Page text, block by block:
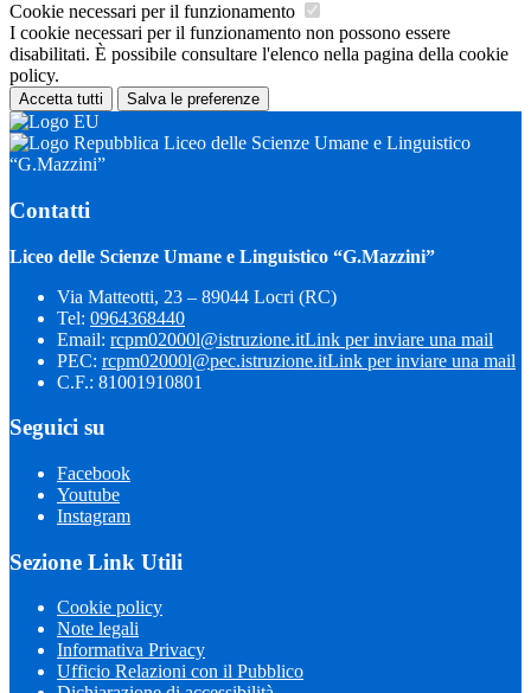
Cookie necessari per il funzionamento
I cookie necessari per il funzionamento non possono essere
disabilitati. È possibile consultare l'elenco nella pagina della cookie
policy.
Accetta tutti Salva le preferenze
Liceo delle Scienze Umane e Linguistico
“G.Mazzini”
Contatti
Liceo delle Scienze Umane e Linguistico “G.Mazzini”
Via Matteotti, 23 – 89044 Locri (RC)
Tel: 0964368440
Email: rcpm02000l@istruzione.itLink per inviare una mail
PEC: rcpm02000l@pec.istruzione.itLink per inviare una mail
C.F.: 81001910801
Seguici su
Facebook
Youtube
Instagram
Sezione Link Utili
Cookie policy
Note legali
Informativa Privacy
Ufficio Relazioni con il Pubblico